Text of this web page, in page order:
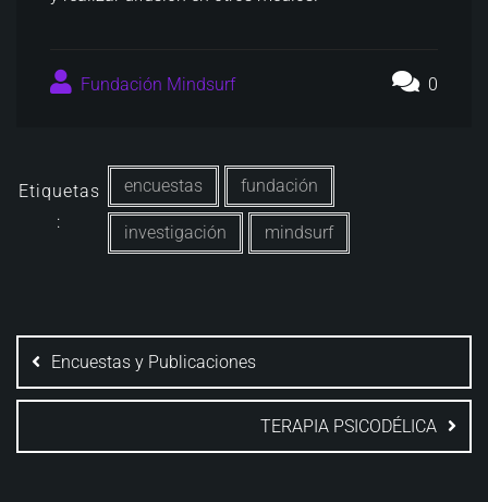
Fundación Mindsurf 0
Etiquetas
:
encuestas fundación
investigación mindsurf
de
entradas
Encuestas y Publicaciones
TERAPIA PSICODÉLICA